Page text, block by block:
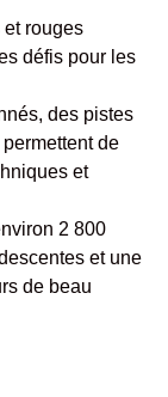
rouges
défis pour les
des pistes
de
et
2 800
et une
de beau